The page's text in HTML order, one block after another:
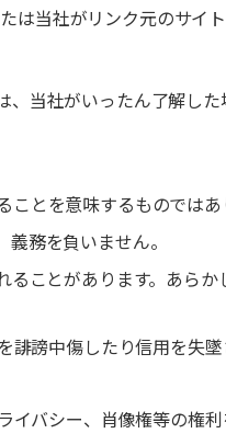
は当社がリンク元のサイ
当社がいったん了解し
とを意味するものではあ
務を負いません。
ことがあります。あらか
謗中傷したり信用を失
バシー、肖像権等の権